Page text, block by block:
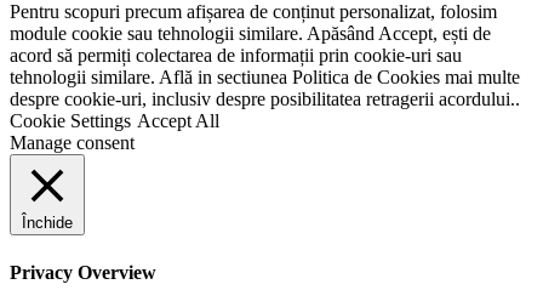
Pentru scopuri precum afișarea de conținut personalizat, folosim
module cookie sau tehnologii similare. Apăsând Accept, ești de
acord să permiți colectarea de informații prin cookie-uri sau
tehnologii similare. Află in sectiunea Politica de Cookies mai multe
despre cookie-uri, inclusiv despre posibilitatea retragerii acordului..
Cookie Settings Accept All
Manage consent
Închide
Privacy Overview